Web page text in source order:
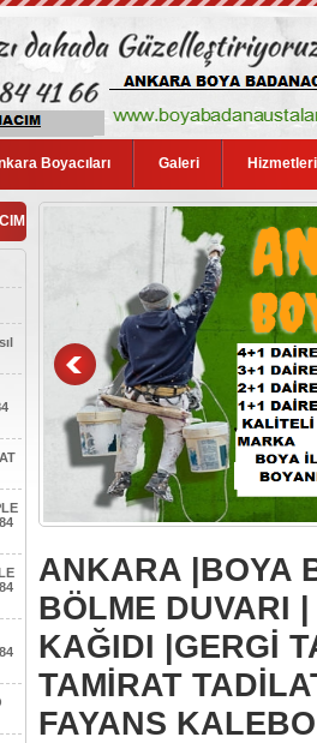
Boyacıları Galeri
ANKARA |BOYA
BÖLME DUVARI
KAĞIDI |GERGİ
TAMİRAT
FAYANS